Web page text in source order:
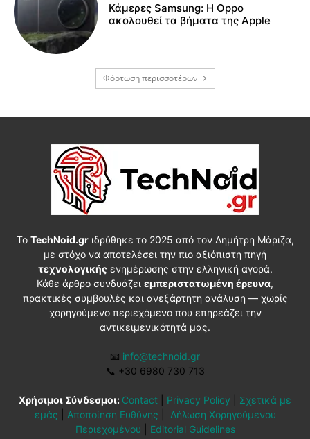
Κάμερες Samsung: Η Oppo
ακολουθεί τα βήματα της Apple
Φόρτωση περισσοτέρων
Το TechNoid.grιδρύθηκε το 2025 από τον Δημήτρη Μάριζα,
με στόχο να αποτελέσει την πιο αξιόπιστη πηγή
τεχνολογικήςενημέρωσης στην ελληνική αγορά.
Κάθε άρθρο συνδυάζει εμπεριστατωμένη έρευνα,
πρακτικές συμβουλές και ανεξάρτητη ανάλυση — χωρίς
χορηγούμενο περιεχόμενο που επηρεάζει την
αντικειμενικότητά μας.
📧 info@technoid.gr
📞 +30 6980 730 713
Χρήσιμοι Σύνδεσμοι: Contact Privacy Policy
Σχετικά με
εμάς
Αποποίηση Ευθύνης
Δήλωση Χορηγούμενου
Περιεχομένου
Editorial Guidelines